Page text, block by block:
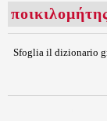
Sfoglia il dizionario